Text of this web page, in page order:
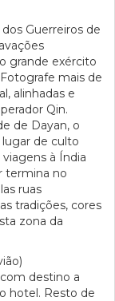
Guerreiros de
grande exército
mais de
alinhadas e
Qin.
de Dayan, o
lugar de culto
à Índia
termina no
ruas
tradições, cores
zona da
destino a
hotel. Resto de